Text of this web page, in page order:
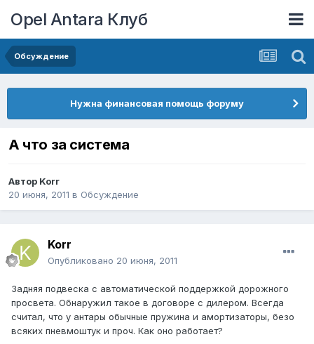
Opel Antara Клуб
Обсуждение
Нужна финансовая помощь форуму
А что за система
Автор Korr
20 июня, 2011 в Обсуждение
Korr
Опубликовано 20 июня, 2011
Задняя подвеска с автоматической поддержкой дорожного
просвета. Обнаружил такое в договоре с дилером. Всегда
считал, что у антары обычные пружина и амортизаторы, безо
всяких пневмоштук и проч. Как оно работает?